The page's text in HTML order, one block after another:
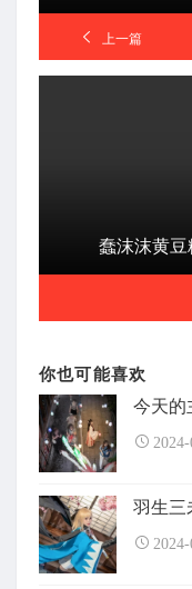
上一篇
蠢沫沫黄
你也可能喜欢
今天的
羽生三